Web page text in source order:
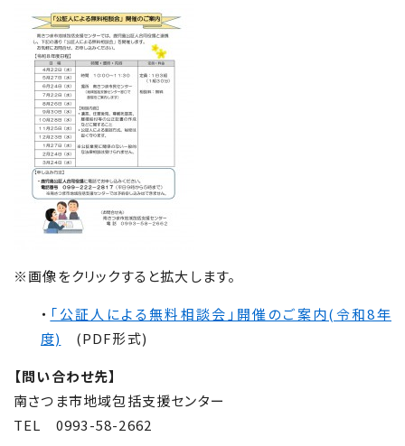
※画像をクリックすると拡大します。
・ 「公証人による無料相談会」開催のご案内(令和8年
度)
(PDF形式)
【問い合わせ先】
南さつま市地域包括支援センター
TEL
0993-58-2662